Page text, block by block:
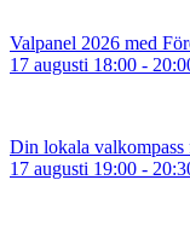
Valpanel 2026 med
17 augusti 18:00 -
Din lokala valkompass
17 augusti 19:00 -